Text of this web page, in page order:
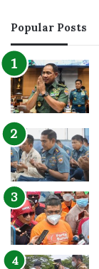
Popular Posts